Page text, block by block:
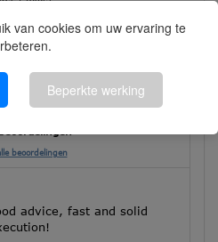
van cookies om uw ervaring te
Beperkte werking
beoordelingen
advice, fast and solid